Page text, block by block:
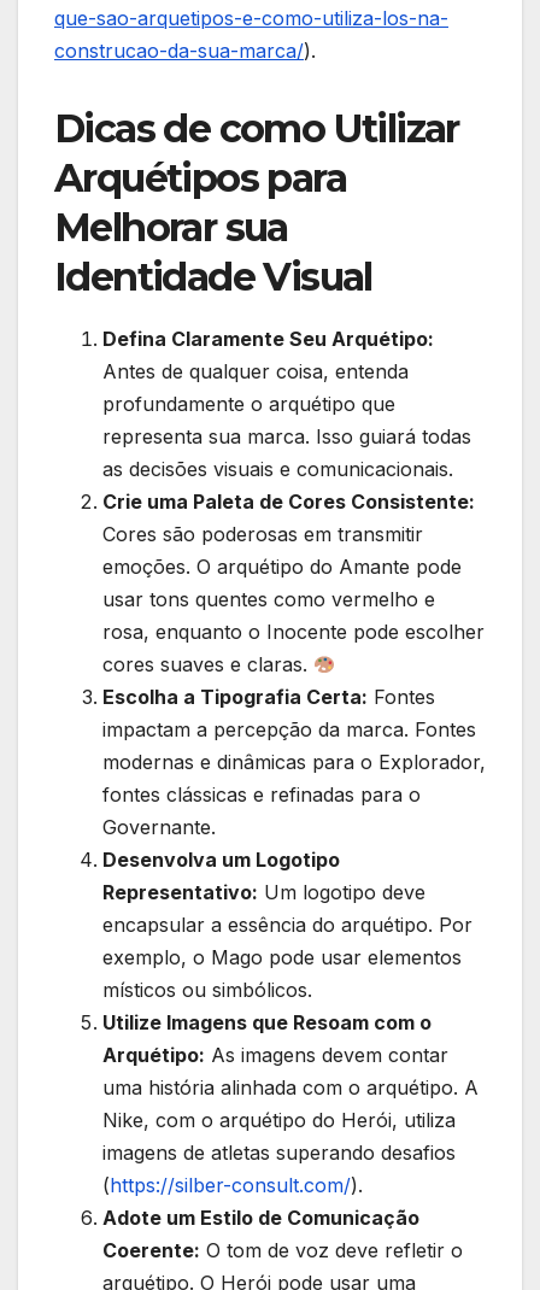
que-sao-arquetipos-e-como-utiliza-los-na-
construcao-da-sua-marca/).
Dicas de como Utilizar
Arquétipos para
Melhorar sua
Identidade Visual
Defina Claramente Seu Arquétipo:
Antes de qualquer coisa, entenda
profundamente o arquétipo que
representa sua marca. Isso guiará todas
as decisões visuais e comunicacionais.
Crie uma Paleta de Cores Consistente:
Cores são poderosas em transmitir
emoções. O arquétipo do Amante pode
usar tons quentes como vermelho e
rosa, enquanto o Inocente pode escolher
cores suaves e claras.
Escolha a Tipografia Certa: Fontes
impactam a percepção da marca. Fontes
modernas e dinâmicas para o Explorador,
fontes clássicas e refinadas para o
Governante.
Desenvolva um Logotipo
Representativo: Um logotipo deve
encapsular a essência do arquétipo. Por
exemplo, o Mago pode usar elementos
místicos ou simbólicos.
Utilize Imagens que Resoam com o
Arquétipo: As imagens devem contar
uma história alinhada com o arquétipo. A
Nike, com o arquétipo do Herói, utiliza
imagens de atletas superando desafios
(https://silber-consult.com/).
Adote um Estilo de Comunicação
Coerente: O tom de voz deve refletir o
arquétipo. O Herói pode usar uma